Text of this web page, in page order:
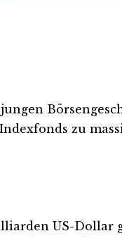
zu
US-Dollar